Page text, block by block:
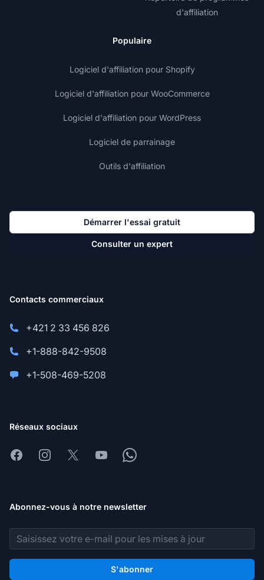
d'affiliation
Populaire
Logiciel d'affiliation pour Shopify
Logiciel d'affiliation pour WooCommerce
Logiciel d'affiliation pour WordPress
Logiciel de parrainage
Outils d'affiliation
Démarrer l'essai gratuit
Consulter un expert
Contacts commerciaux
+421 2 33 456 826
+1-888-842-9508
+1-508-469-5208
Réseaux sociaux
FacebookInstagram
X YoutubeWhatsapp
Abonnez-vous à notre newsletter
Adresse e-mail
S'abonner